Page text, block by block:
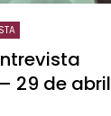
29 de abril